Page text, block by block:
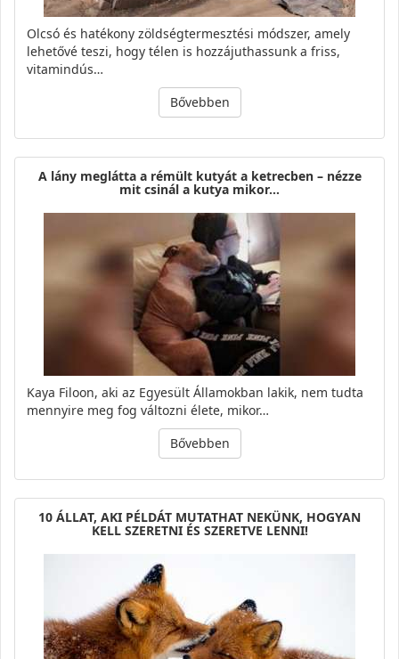
Olcsó és hatékony zöldségtermesztési módszer, amely
lehetővé teszi, hogy télen is hozzájuthassunk a friss,
vitamindús…
Bővebben
A lány meglátta a rémült kutyát a ketrecben – nézze
mit csinál a kutya mikor…
Kaya Filoon, aki az Egyesült Államokban lakik, nem tudta
mennyire meg fog változni élete, mikor…
Bővebben
10 ÁLLAT, AKI PÉLDÁT MUTATHAT NEKÜNK, HOGYAN
KELL SZERETNI ÉS SZERETVE LENNI!